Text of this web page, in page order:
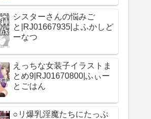
シスターさんの悩みご
と|RJ01667935|よふかしど
ーなつ
えっちな女装子イラストま
とめ9|RJ01670800|ふぃー
とごはん
○リ爆乳淫魔たちにたっぷ